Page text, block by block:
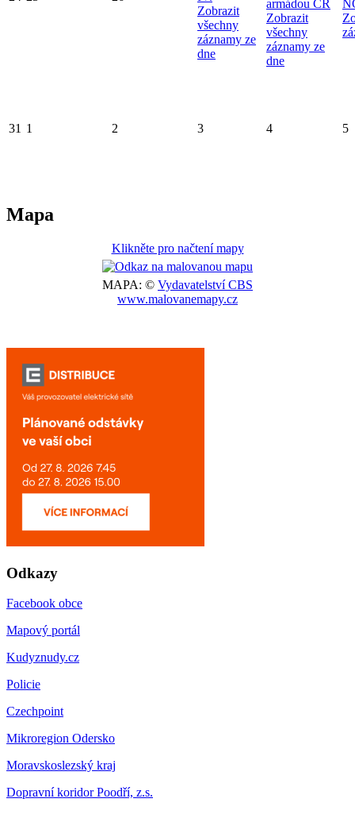
Zobrazit
všechny
záznamy ze
dne
armádou ČR
Zobrazit
všechny
záznamy ze
dne
31 1 2 3 4 5
Mapa
Klikněte pro načtení mapy
MAPA: © Vydavatelství CBS
www.malovanemapy.cz
Odkazy
Facebook obce
Mapový portál
Kudyznudy.cz
Policie
Czechpoint
Mikroregion Odersko
Moravskoslezský kraj
Dopravní koridor Poodří, z.s.